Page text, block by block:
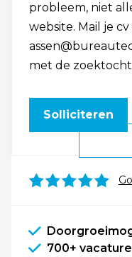
probleem, niet
website. Mail je
met de zoektocht
Solliciteren
700+